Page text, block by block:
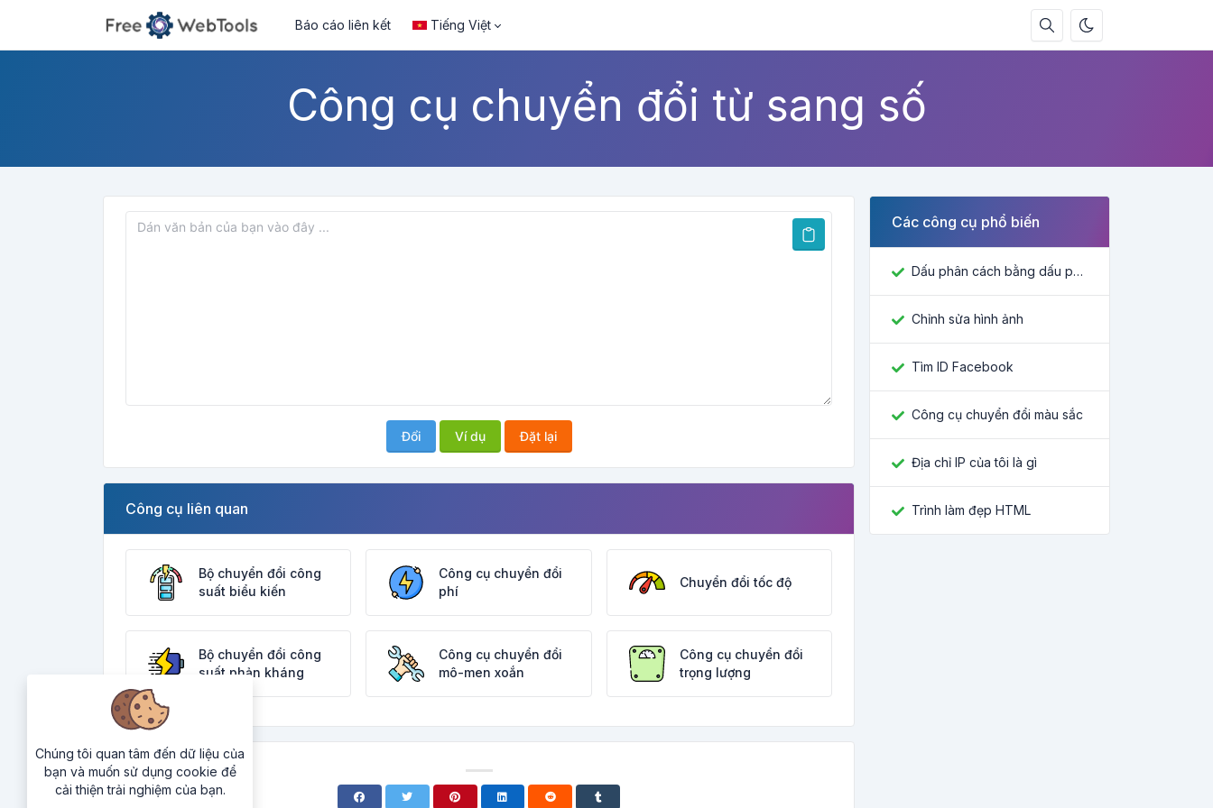
Báo cáo liên kết Tiếng Việt
Công cụ chuyển đổi từ sang số
Đổi Ví dụ Đặt lại
Công cụ liên quan
Bộ chuyển đổi công
suất biểu kiến
Công cụ chuyển đổi
phí
Chuyển đổi tốc độ
Bộ chuyển đổi công
suất phản kháng
Công cụ chuyển đổi
mô-men xoắn
Công cụ chuyển đổi
trọng lượng
Các công cụ phổ biến
Dấu phân cách bằng dấu phẩy
Chỉnh sửa hình ảnh
Tìm ID Facebook
Công cụ chuyển đổi màu sắc
Địa chỉ IP của tôi là gì
Trình làm đẹp HTML
Chúng tôi quan tâm đến dữ liệu của
bạn và muốn sử dụng cookie để
cải thiện trải nghiệm của bạn.